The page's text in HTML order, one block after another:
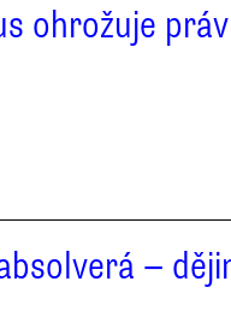
ohrožuje
—